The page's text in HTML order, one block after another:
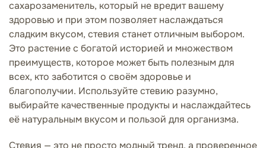
сахарозаменитель, который не вредит вашему
здоровью и при этом позволяет наслаждаться
сладким вкусом, стевия станет отличным выбором.
Это растение с богатой историей и множеством
преимуществ, которое может быть полезным для
всех, кто заботится о своём здоровье и
благополучии. Используйте стевию разумно,
выбирайте качественные продукты и наслаждайтесь
её натуральным вкусом и пользой для организма.
Стевия — это не просто модный тренд, а проверенное